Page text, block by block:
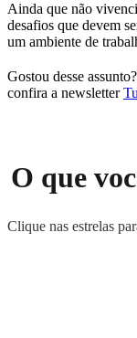
Ainda que não
desafios que devem
um ambiente de
Gostou desse
confira a newsletter
O que
Clique nas estrelas